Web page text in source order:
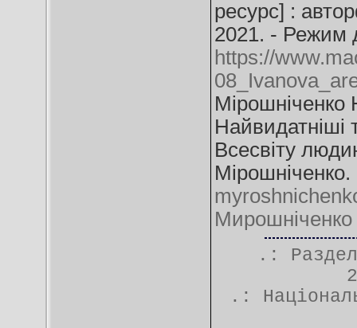
ресурс] :
2021. - Режим
https://
Мірошніченко
Найвидатніші
Всесвіту
.:
.: